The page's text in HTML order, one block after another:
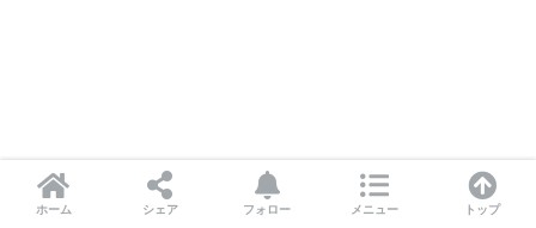
ホーム シェア フォロー メニュー トップ